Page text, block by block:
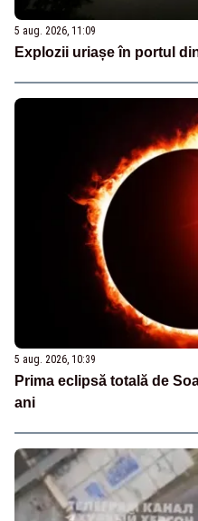
5 aug. 2026, 11:09
Explozii uriașe în portul
5 aug. 2026, 10:39
Prima eclipsă totală de
ani